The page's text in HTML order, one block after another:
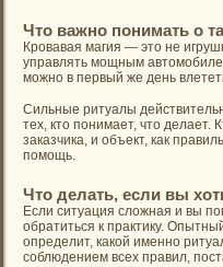
Что важно понимать о
Кровавая магия — это не
управлять мощным
можно в первый же день
Сильные ритуалы
тех, кто понимает, что делает.
заказчика, и объект, как
помощь.
Что делать, если вы
Если ситуация сложная и вы
обратиться к практику.
определит, какой именно
соблюдением всех правил,